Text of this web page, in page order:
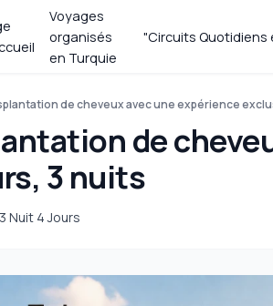
Voyages
organisés
en Turquie
"Circuits Quotidiens
de cheveux avec une expérience
de
3 nuits
3 Nuit 4 Jours